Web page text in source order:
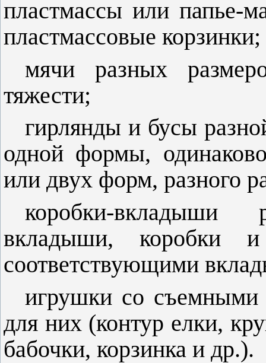
пластмассы или папье-
пластмассовые корзинки;
мячи разных
тяжести;
гирлянды и бусы
одной формы,
или двух форм, разного
коробки-
вкладыши, коробки
соответствующими
игрушки со съемными
для них (контур елки,
бабочки, корзинка и др.).